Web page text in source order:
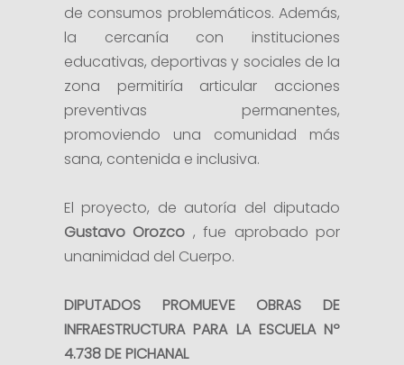
de consumos problemáticos. Además,
la cercanía con instituciones
educativas, deportivas y sociales de la
zona permitiría articular acciones
preventivas permanentes,
promoviendo una comunidad más
sana, contenida e inclusiva.
El proyecto, de autoría del diputado
Gustavo Orozco , fue aprobado por
unanimidad del Cuerpo.
DIPUTADOS PROMUEVE OBRAS DE
INFRAESTRUCTURA PARA LA ESCUELA Nº
4.738 DE PICHANAL